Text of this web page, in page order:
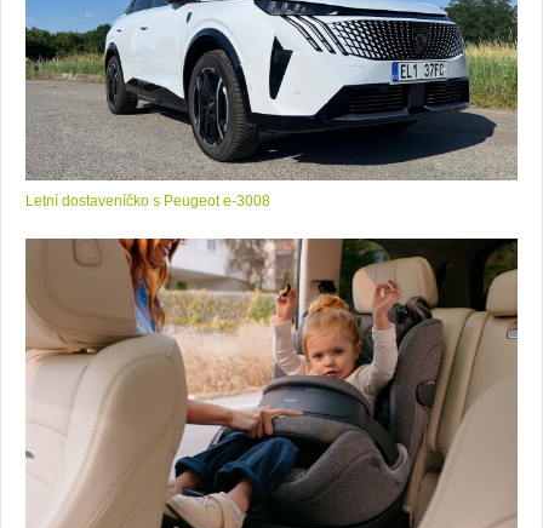
Letní dostaveníčko s Peugeot e-3008